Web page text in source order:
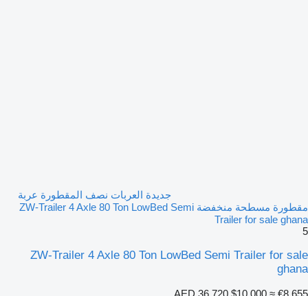
جديدة العربات نصف المقطورة عربة
مقطورة مسطحة منخفضة ZW-Trailer 4 Axle 80 Ton LowBed Semi
Trailer for sale ghana
5
ZW-Trailer 4 Axle 80 Ton LowBed Semi Trailer for sale
ghana
AED 36,720 $10,000 ≈ €8,655